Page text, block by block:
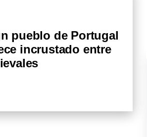
pueblo de Portugal
incrustado entre